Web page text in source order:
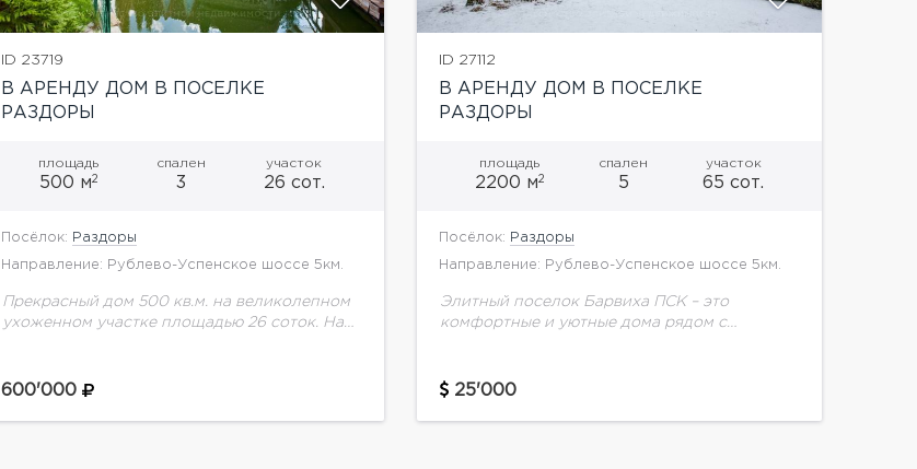
ID 23719
В АРЕНДУ ДОМ В ПОСЕЛКЕ
РАЗДОРЫ
площадь
500 м2
спален
3
участок
26 сот.
Посёлок: Раздоры
Направление: Рублево-Успенское шоссе 5км.
Прекрасный дом 500 кв.м. на великолепном
ухоженном участке площадью 26 соток. На
кухня, санузел, душевая, бойлерная. 1-этаж:...
600'000
ID 27112
В АРЕНДУ ДОМ В ПОСЕЛКЕ
РАЗДОРЫ
площадь
2200 м2
спален
5
участок
65 сот.
Посёлок: Раздоры
Направление: Рублево-Успенское шоссе 5км.
Элитный поселок Барвиха ПСК – это
комфортные и уютные дома рядом с
сосновым бором, а сегодня здесь...
25'000